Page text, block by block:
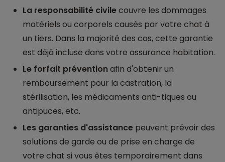
La responsabilité civilecouvre les dommages
matériels ou corporels causés par votre chat à
un tiers. Dans la majorité des cas, cette garantie
est déjà incluse dans votre assurance habitation.
Le forfait préventionafin d'obtenir un
remboursement pour la castration, la
stérilisation, les médicaments anti-tiques ou
antipuces, etc.
Les garanties d'assistance peuvent prévoir des
solutions de garde ou de prise en charge de
votre chat si vous êtes temporairement dans